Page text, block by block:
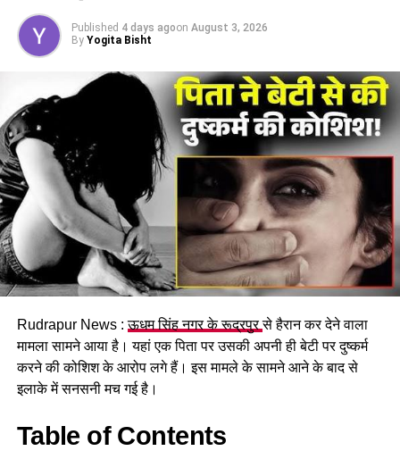
व्यस्त होने का हवाला दिया।
इस रवैये को लेकर स्थानीय लोगों में भारी नाराज़गी है और विद्युत विभाग की
कार्यशैली पर सवाल उठ रहे हैं।
#Khateemaaccident #Highvoltagewire
#
Schoolbusmishap #Electricshock #Powerlinedanger
RELATED TOPICS: ELECTRIC SHOCK
HIGH VOLTAGE WIRE
KHATEEMA ACCIDENT
POWER LINE DANGER
SCHOOL BUS MISHAP
UP NEXT
चारधाम यात्रा: केदारनाथ में तैयारियां तेज़, मुख्य सचिव आनंद बर्धन ने
किया स्थलीय निरीक्षण…
DON'T MISS
हरिद्वार: पाकिस्तान से युद्ध की आशंका, ज्योतिषाचार्यों ने की
भविष्यवाणी….
Published 4 days agoon August 3, 2026
By Yogita Bisht
Rudrapur News :ऊधम सिंह नगर के रूद्रपुरसे हैरान कर देने वाला
मामला सामने आया है। यहां एक पिता पर उसकी अपनी ही बेटी पर दुष्कर्म
करने की कोशिश के आरोप लगे हैं। इस मामले के सामने आने के बाद से
इलाके में सनसनी मच गई है।
Table of Contents